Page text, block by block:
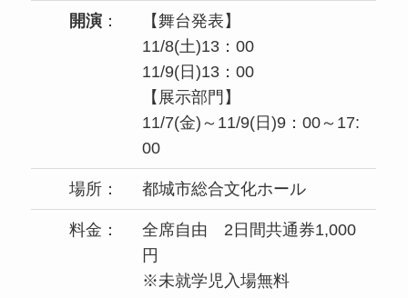
開演：
【舞台発表】
11/8(土)13：00
11/9(日)13：00
【展示部門】
11/7(金)～11/9(日)9：00～17:
00
場所： 都城市総合文化ホール
料金：
全席自由 2日間共通券1,000
円
※未就学児入場無料